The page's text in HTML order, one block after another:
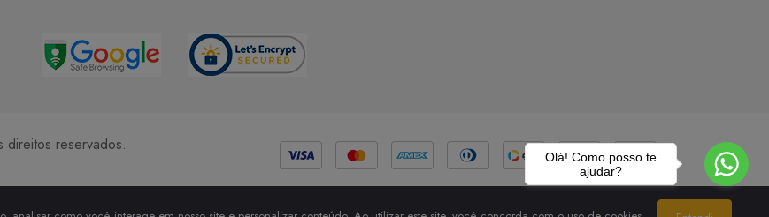
reservados.
Métodos de Pagamento
Olá! Como posso te
ajudar?